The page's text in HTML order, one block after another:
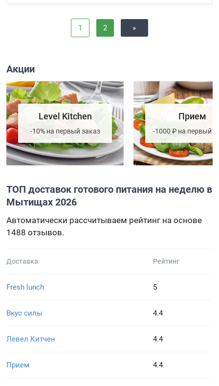
1 2 »
Акции
Level Kitchen
-10% на первый заказ
Прием
-1000 ₽ на первый
ТОП доставок готового питания на неделю в
Мытищах 2026
Автоматически рассчитываем рейтинг на основе
1488 отзывов.
Доставка Рейтинг
Fresh lunch 5
Вкус силы 4.4
Левел Китчен 4.4
Прием 4.4